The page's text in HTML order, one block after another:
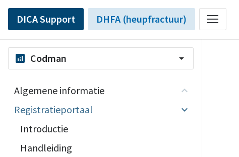
DICA Support DHFA (heupfractuur)
analytics Codman arrow_drop_down
Algemene informatie
Registratieportaal
Introductie
Handleiding